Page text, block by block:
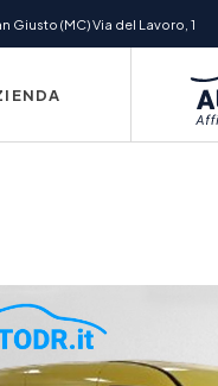
Giusto (MC) Via del Lavoro, 1